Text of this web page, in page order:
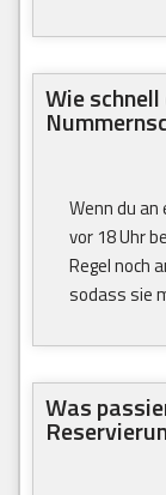
Wie
Wenn du
vor 18 Uhr
Regel noch
sodass sie
Was